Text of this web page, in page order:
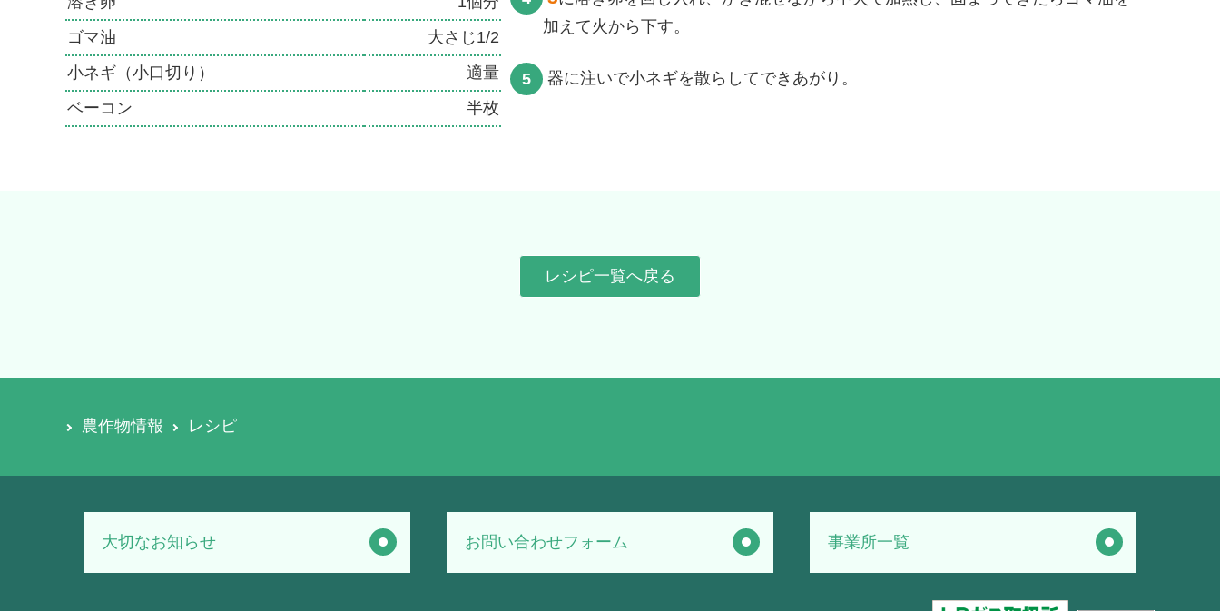
ゴマ油
大さじ1/2
小ネギ（小口切り）
適量
ベーコン
半枚
加えて火から下す。
器に注いで小ネギを散らしてできあがり。
レシピ一覧へ戻る
農作物情報 レシピ
大切なお知らせ お問い合わせフォーム 事業所一覧